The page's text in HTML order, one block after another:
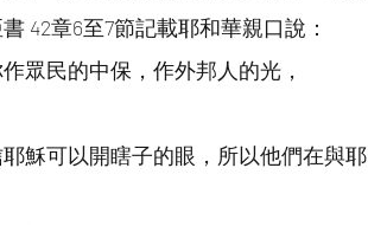
42章6至7節記載耶和華親口說：
眾民的中保，作外邦人的光，
穌可以開瞎子的眼，所以他們在與耶